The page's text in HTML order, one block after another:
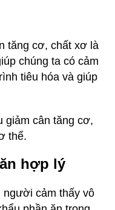
tăng cơ, chất xơ là
chúng ta có cảm
tiêu hóa và giúp
giảm cân tăng cơ,
thể.
hợp lý
người cảm thấy vô